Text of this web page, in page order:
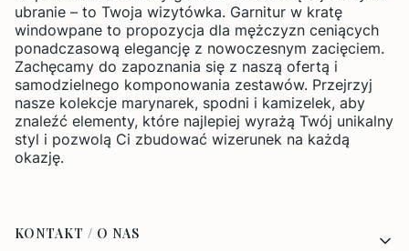
ubranie – to Twoja wizytówka. Garnitur w kratę
windowpane to propozycja dla mężczyzn ceniących
ponadczasową elegancję z nowoczesnym zacięciem.
Zachęcamy do zapoznania się z naszą ofertą i
samodzielnego komponowania zestawów. Przejrzyj
nasze kolekcje marynarek, spodni i kamizelek, aby
znaleźć elementy, które najlepiej wyrażą Twój unikalny
styl i pozwolą Ci zbudować wizerunek na każdą
okazję.
Linki w stopce
KONTAKT / O NAS